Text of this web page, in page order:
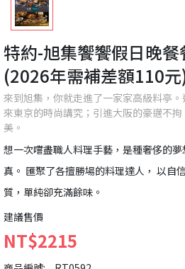
特約-旭集饗饗假日晚
(2026年需補差額110
來到旭集，你就走進了一家家高級料亭
來東京的時尚講究；引進大阪的豪邁不
美。
想一次嚐盡職人料理手藝，是種奢侈的
真。 匯聚了各擅勝場的料理達人， 以自
質，單純卻充滿餘味。
建議售價
NT$2215